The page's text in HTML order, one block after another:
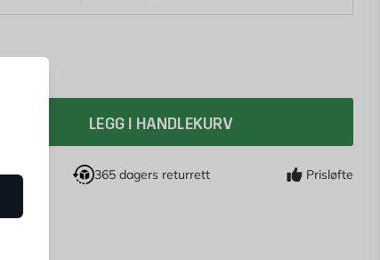
LEGG I HANDLEKURV
365 dagers returrett Prisløfte